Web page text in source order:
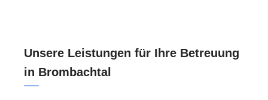
Unsere Leistungen für Ihre Betreuung
in Brombachtal